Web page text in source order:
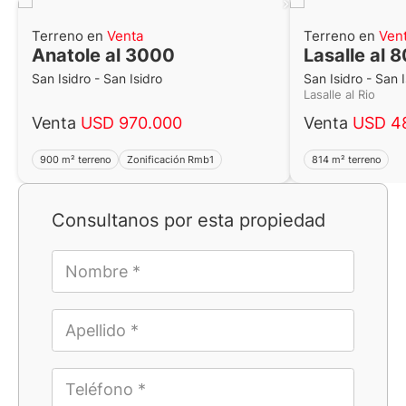
Consultanos por esta propiedad
Terreno en Venta
Anatole al 3000
San Isidro - San Isidro
Venta USD 970.000
900 m² terreno Zonificación Rmb1
Terreno en
Lasalle al
San Isidro - San
Lasalle al Rio
Venta USD
814 m² terreno